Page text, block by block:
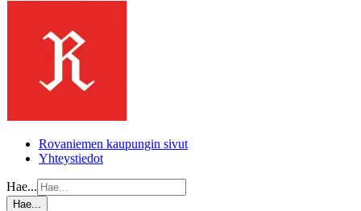
Rovaniemen kaupungin sivut
Yhteystiedot
Hae...
Hae...